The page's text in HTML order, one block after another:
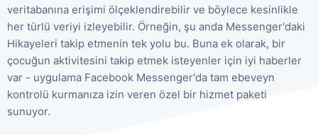
veritabanına erişimi ölçeklendirebilir ve böylece kesinlikle
her türlü veriyi izleyebilir. Örneğin, şu anda Messenger'daki
Hikayeleri takip etmenin tek yolu bu. Buna ek olarak, bir
çocuğun aktivitesini takip etmek isteyenler için iyi haberler
var - uygulama Facebook Messenger'da tam ebeveyn
kontrolü kurmanıza izin veren özel bir hizmet paketi
sunuyor.